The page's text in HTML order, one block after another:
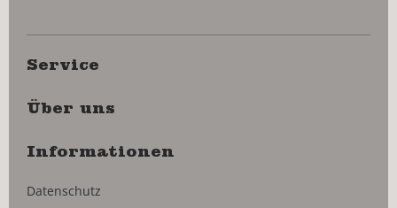
Service
Über uns
Informationen
Datenschutz